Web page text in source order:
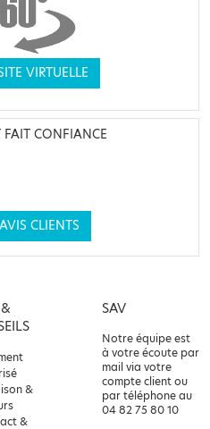
VIRTUELLE
CONFIANCE
CLIENTS
&
&
SAV
Notre équipe est
à votre écoute par
mail via votre
compte client ou
par téléphone au
04 82 75 80 10